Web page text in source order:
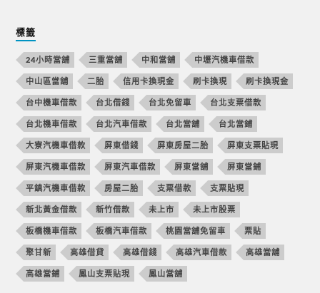
標籤
24小時當舖 三重當舖 中和當舖 中壢汽機車借款
中山區當舖 二胎 信用卡換現金 刷卡換現 刷卡換現金
台中機車借款 台北借錢 台北免留車 台北支票借款
台北機車借款 台北汽車借款 台北當舖 台北當鋪
大寮汽機車借款 屏東借錢 屏東房屋二胎 屏東支票貼現
屏東汽機車借款 屏東汽車借款 屏東當舖 屏東當鋪
平鎮汽機車借款 房屋二胎 支票借款 支票貼現
新北黃金借款 新竹借款 未上市 未上市股票
板橋機車借款 板橋汽車借款 桃園當舖免留車 票貼
聚甘新 高雄借貸 高雄借錢 高雄汽車借款 高雄當舖
高雄當鋪 鳳山支票貼現 鳳山當舖